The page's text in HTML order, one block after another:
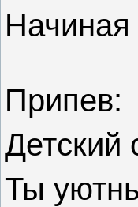
Начиная
Припев:
Детский
Ты